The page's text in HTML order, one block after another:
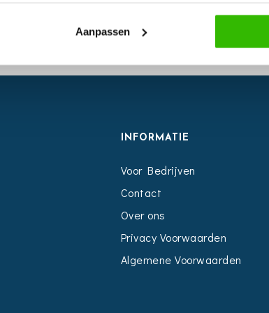
Aanpassen
INFORMATIE
Voor Bedrijven
Contact
Over ons
Privacy Voorwaarden
Algemene Voorwaarden